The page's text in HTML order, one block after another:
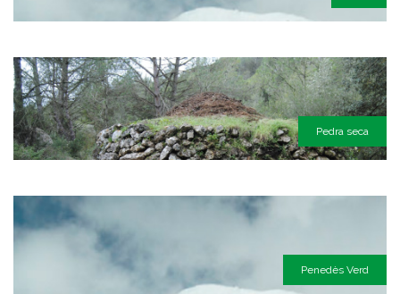
Pedra seca
Penedès Verd